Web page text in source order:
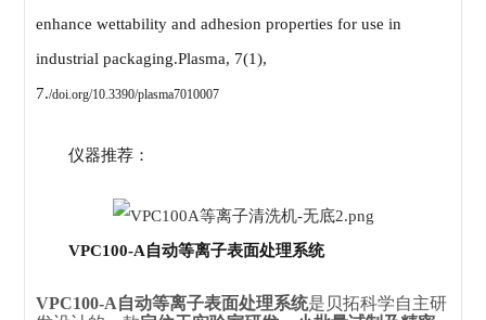
enhance wettability and adhesion properties for use in
industrial packaging.Plasma, 7(1),
7./doi.org/10.3390/plasma7010007
仪器推荐：
VPC100-A自动等离子表面处理系统
VPC100-A自动等离子表面处理系统是贝拓科学自主研